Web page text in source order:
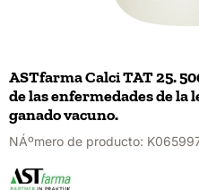
ASTfarma Calci TAT 25.
de las enfermedades de la
ganado vacuno.
NÁºmero de producto: